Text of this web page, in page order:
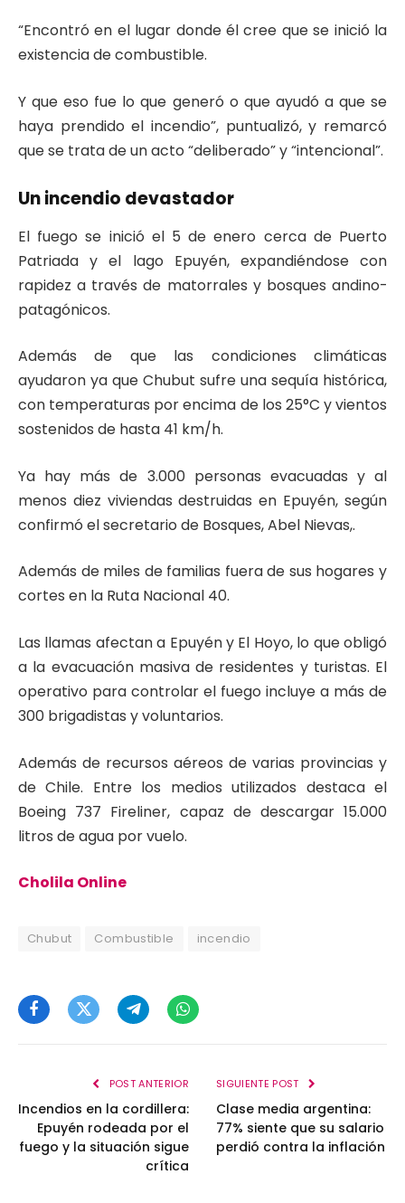
“Encontró en el lugar donde él cree que se inició la
existencia de combustible.
Y que eso fue lo que generó o que ayudó a que se
haya prendido el incendio”, puntualizó, y remarcó
que se trata de un acto “deliberado” y “intencional”.
Un incendio devastador
El fuego se inició el 5 de enero cerca de Puerto
Patriada y el lago Epuyén, expandiéndose con
rapidez a través de matorrales y bosques andino-
patagónicos.
Además de que las condiciones climáticas
ayudaron ya que Chubut sufre una sequía histórica,
con temperaturas por encima de los 25°C y vientos
sostenidos de hasta 41 km/h.
Ya hay más de 3.000 personas evacuadas y al
menos diez viviendas destruidas en Epuyén, según
confirmó el secretario de Bosques, Abel Nievas,.
Además de miles de familias fuera de sus hogares y
cortes en la Ruta Nacional 40.
Las llamas afectan a Epuyén y El Hoyo, lo que obligó
a la evacuación masiva de residentes y turistas. El
operativo para controlar el fuego incluye a más de
300 brigadistas y voluntarios.
Además de recursos aéreos de varias provincias y
de Chile. Entre los medios utilizados destaca el
Boeing 737 Fireliner, capaz de descargar 15.000
litros de agua por vuelo.
Cholila Online
Chubut Combustible incendio
FacebookTwitterTelegramWhatsApp
POST ANTERIOR
Incendios en la cordillera:
Epuyén rodeada por el
fuego y la situación sigue
crítica
SIGUIENTE POST
Clase media argentina:
77% siente que su salario
perdió contra la inflación